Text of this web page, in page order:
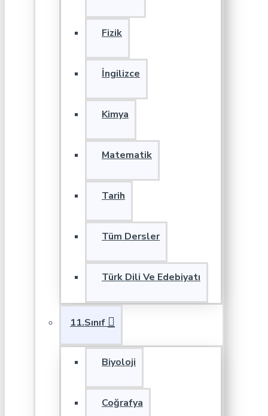
Fizik
İngilizce
Kimya
Matematik
Tarih
Tüm Dersler
Türk Dili Ve Edebiyatı
11.Sınıf
Biyoloji
Coğrafya